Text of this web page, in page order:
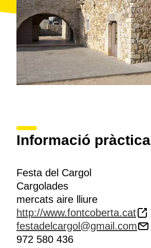
Informació pràctica
Festa del Cargol
Cargolades
mercats aire lliure
http://www.fontcoberta.cat
festadelcargol@gmail.com
972 580 436